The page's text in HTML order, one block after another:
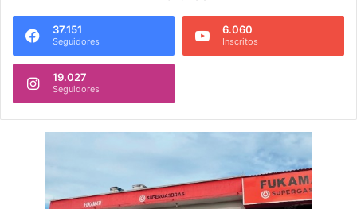
37.151
Seguidores
6.060
Inscritos
19.027
Seguidores